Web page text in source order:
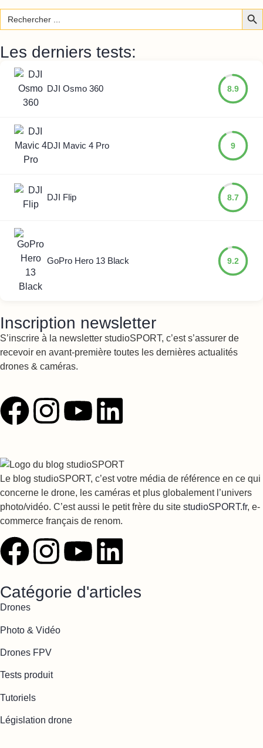
Search
for:
Les derniers tests:
DJI Osmo 360 8.9
DJI Mavic 4 Pro 9
DJI Flip 8.7
GoPro Hero 13 Black 9.2
Inscription newsletter
S’inscrire à la newsletter studioSPORT, c’est s’assurer de
recevoir en avant-première toutes les dernières actualités
drones & caméras.
Le blog studioSPORT, c’est votre média de référence en ce qui
concerne le drone, les caméras et plus globalement l’univers
photo/vidéo. C’est aussi le petit frère du site studioSPORT.fr, e-
commerce français de renom.
Catégorie d'articles
Drones
Photo & Vidéo
Drones FPV
Tests produit
Tutoriels
Législation drone